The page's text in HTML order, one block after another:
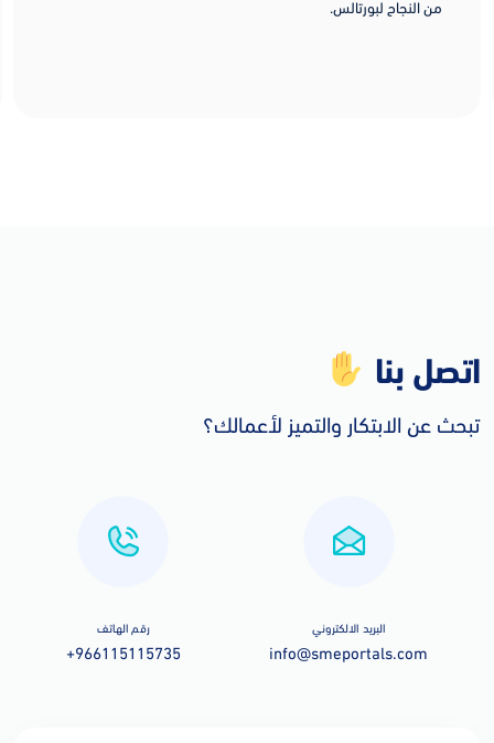
من النجاح لبورتالس.
اتصل بنا
تبحث عن الابتكار والتميز لأعمالك؟
البريد الالكتروني
info@smeportals.com
رقم الهاتف
+966115115735